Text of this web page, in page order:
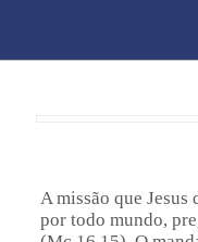
A missão que Jesus
por todo mundo,